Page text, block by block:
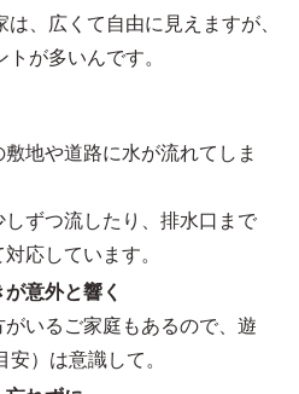
、広くて自由に見えますが、
が多いんです。
地や道路に水が流れてしま
ずつ流したり、排水口まで
応しています。
意外と響く
いるご家庭もあるので、遊
）は意識して。